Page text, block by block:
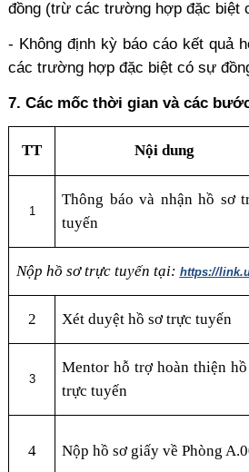
đồng (trừ các trường hợp đặc biệt
- Không định kỳ báo cáo kết quả
các trường hợp đặc biệt có sự
7. Các mốc thời gian và các
TT Nội dung
1
Thông báo và nhận hồ sơ
tuyến
Nộp hồ sơ trực tuyến tại: https://
2 Xét duyệt hồ sơ trực tuyến
3
Mentor hỗ trợ hoàn thiện
trực tuyến
4 Nộp hồ sơ giấy về Phòng